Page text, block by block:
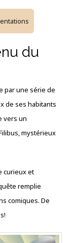
du
par une série de
de ses habitants
vers un
mystérieux
curieux et
remplie
comiques. De